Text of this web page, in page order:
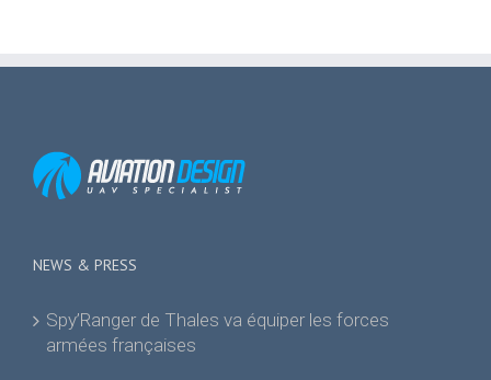
NEWS & PRESS
Spy’Ranger de Thales va équiper les forces
armées françaises